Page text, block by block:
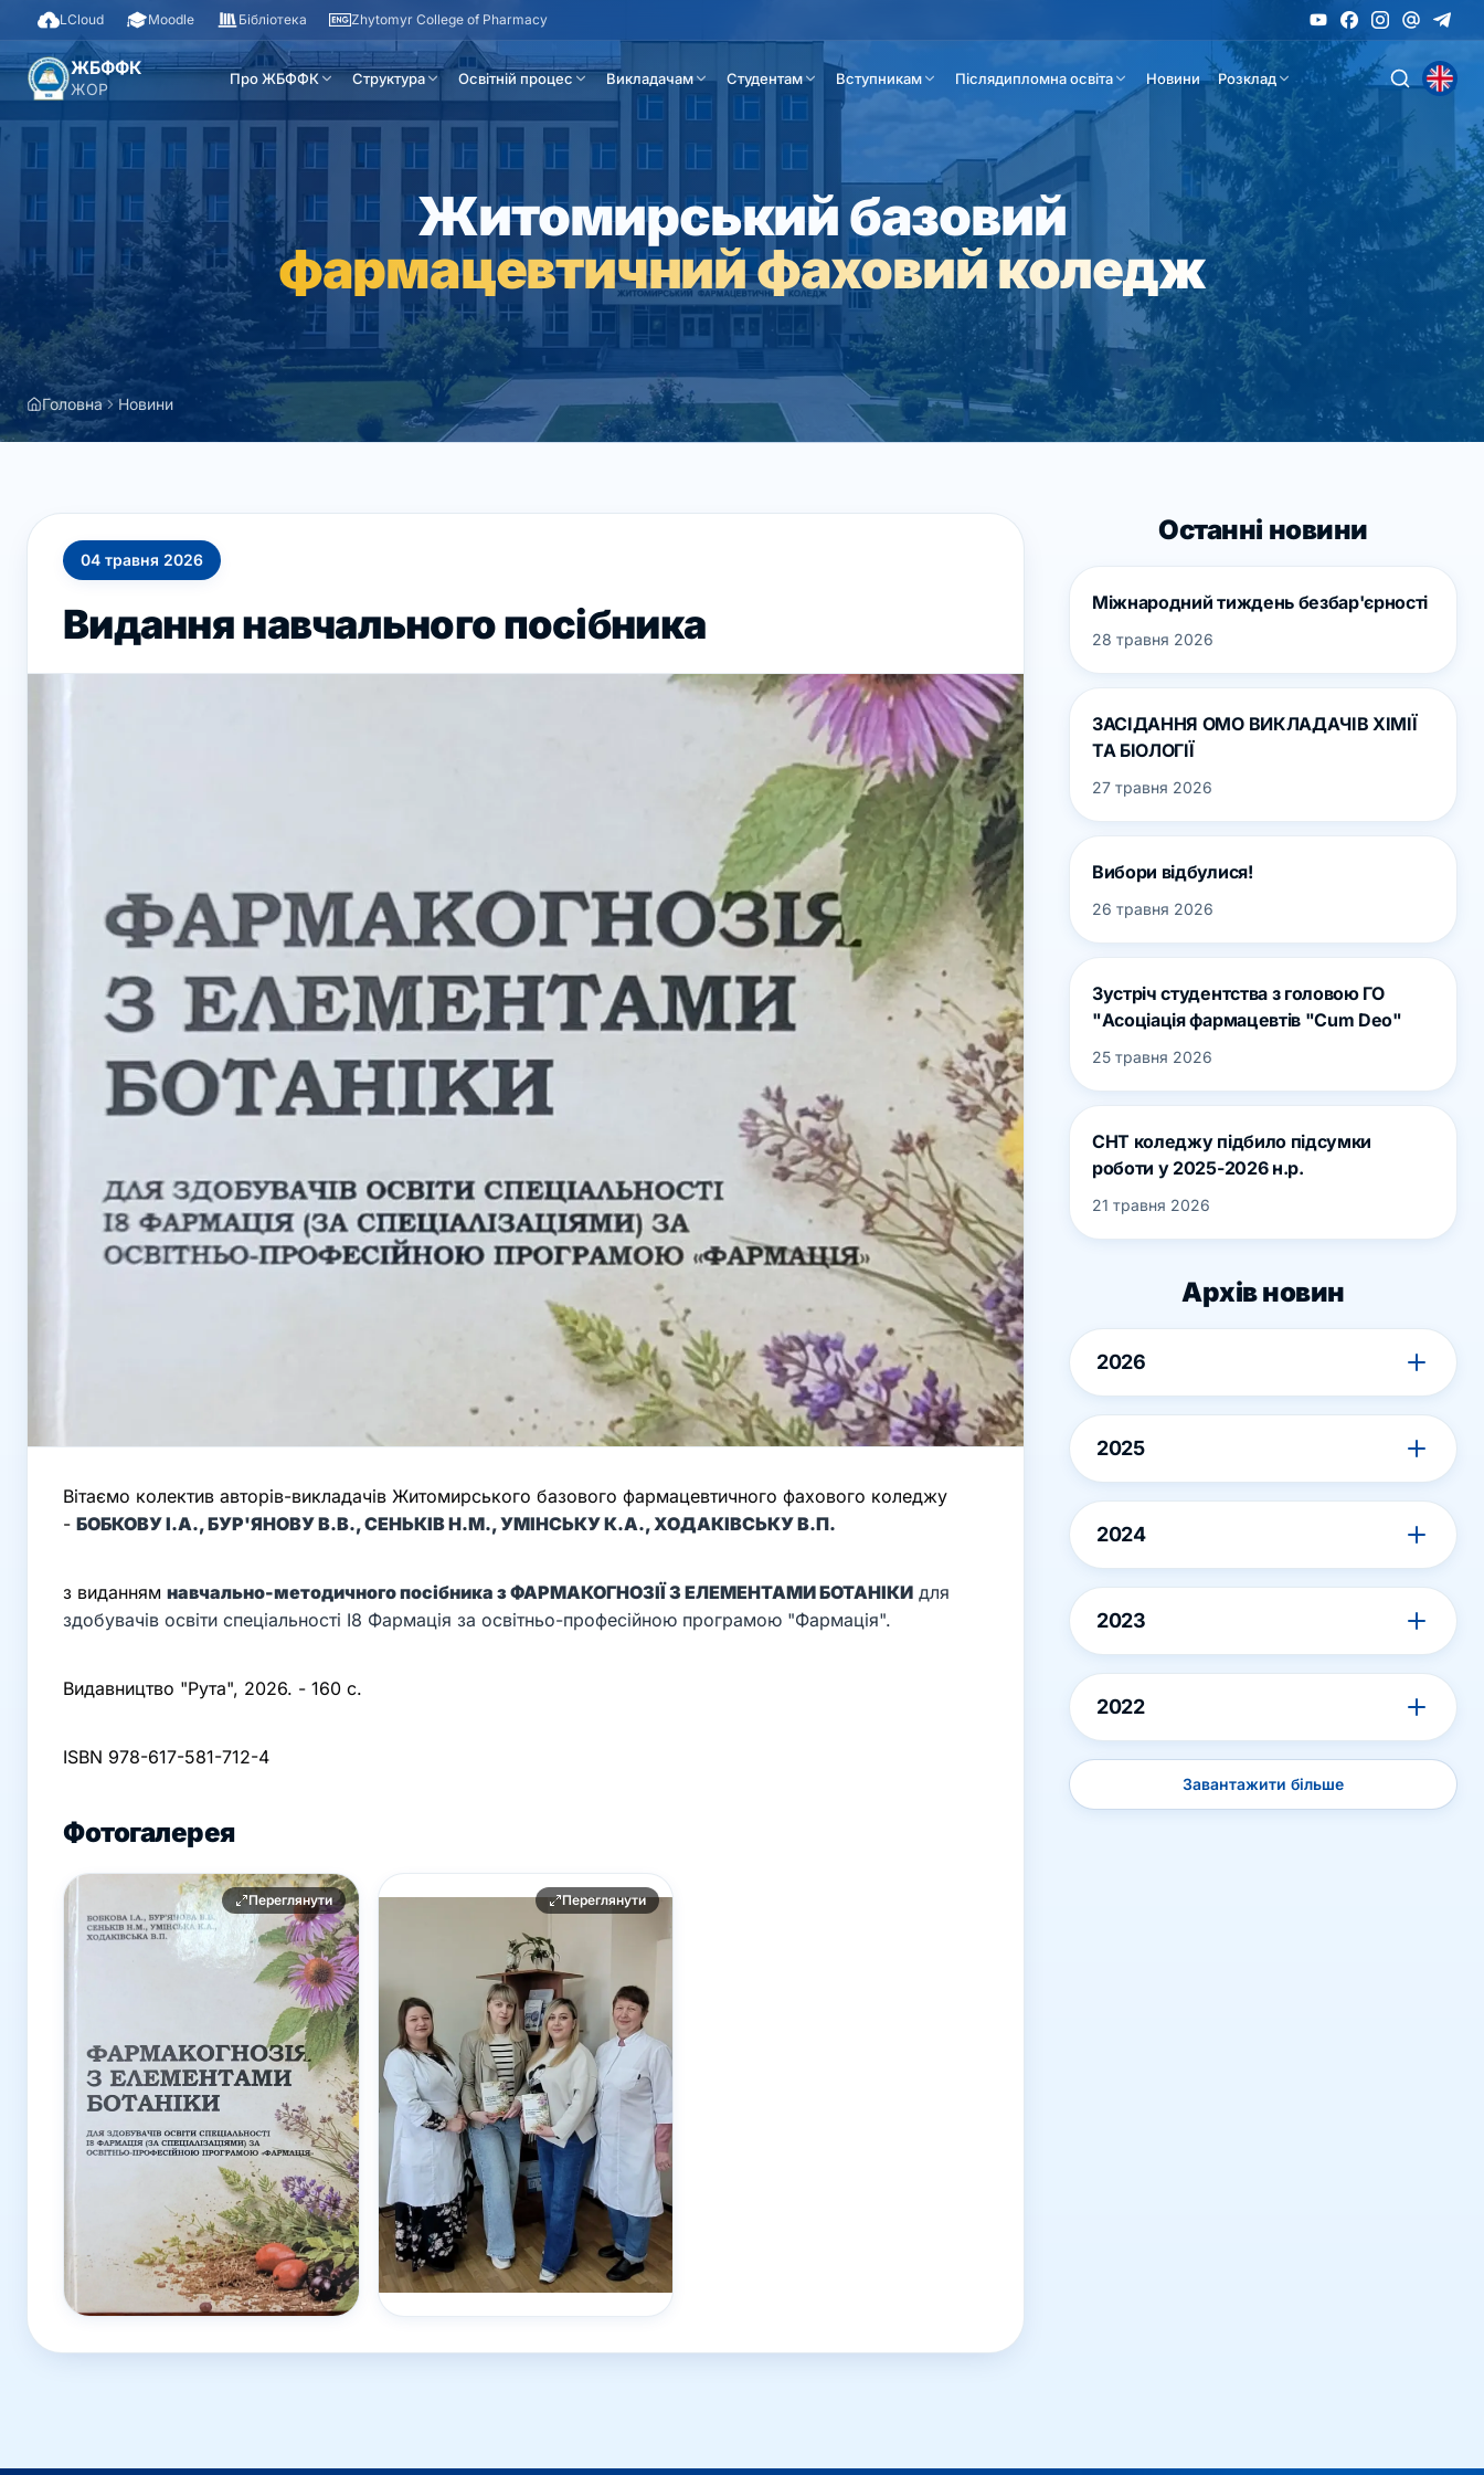
LCloud Moodle Бібліотека Zhytomyr College of Pharmacy
ЖБФФК
ЖОР
Про ЖБФФК Структура Освітній процес Викладачам Студентам Вступникам Післядипломна освіта Новини Розклад
Житомирський базовий
фармацевтичний фаховий коледж
Головна Новини
04 травня 2026
Видання навчального посібника
Вітаємо колектив авторів-викладачів Житомирського базового фармацевтичного фахового коледжу
- БОБКОВУ І.А., БУР'ЯНОВУ В.В., СЕНЬКІВ Н.М., УМІНСЬКУ К.А., ХОДАКІВСЬКУ В.П.
з виданням навчально-методичного посібника з ФАРМАКОГНОЗІЇ З ЕЛЕМЕНТАМИ БОТАНІКИ для
здобувачів освіти спеціальності I8 Фармація за освітньо-професійною програмою "Фармація".
Видавництво "Рута", 2026. - 160 с.
ISBN 978-617-581-712-4
Фотогалерея
Переглянути Переглянути
Останні новини
Міжнародний тиждень безбар'єрності
28 травня 2026
ЗАСІДАННЯ ОМО ВИКЛАДАЧІВ ХІМІЇ
ТА БІОЛОГІЇ
27 травня 2026
Вибори відбулися!
26 травня 2026
Зустріч студентства з головою ГО
"Асоціація фармацевтів "Cum Deo"
25 травня 2026
СНТ коледжу підбило підсумки
роботи у 2025-2026 н.р.
21 травня 2026
Архів новин
2026
2025
2024
2023
2022
Завантажити більше